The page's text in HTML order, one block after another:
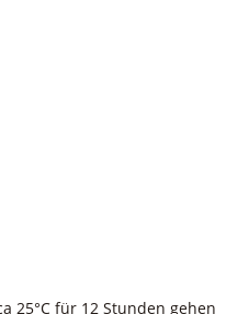
25°C für 12 Stunden gehen